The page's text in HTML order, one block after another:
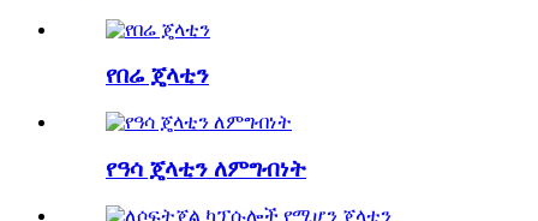
የበሬ ጄላቲን
የዓሳ ጄላቲን ለምግብነት